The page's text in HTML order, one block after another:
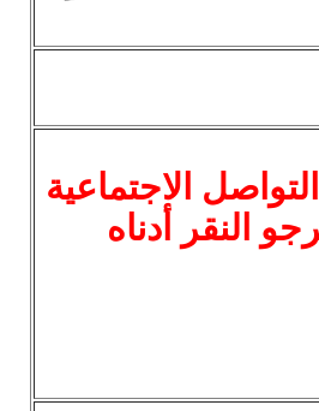
الاجتماعية
النقر أدناه